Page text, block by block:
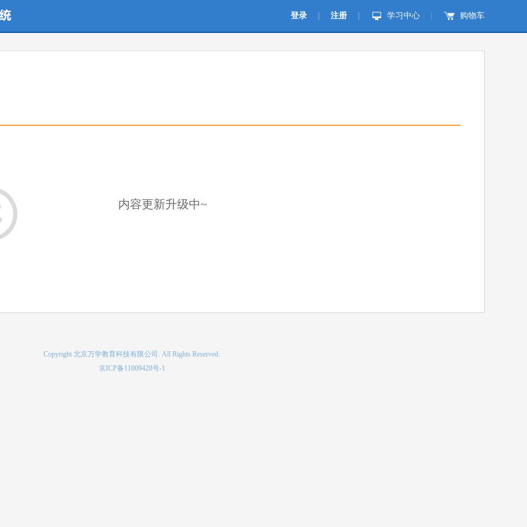
登录 | 注册 | 学习中心 | 购物车
内容更新升级中~
Copyright 北京万学教育科技有限公司. All Rights Reserved.
京ICP备11009428号-1